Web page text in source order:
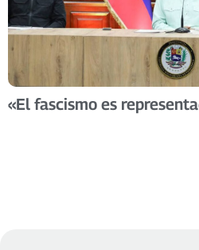
«El fascismo es